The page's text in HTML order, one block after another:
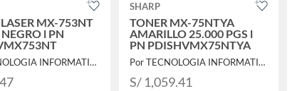
MX-753NT
l PN
Por TECNOLOGIA INFORMATICA Y CONSULTORIA
SHARP
TONER MX-75NTYA
AMARILLO 25.000 PGS l
PN PDISHVMX75NTYA
Por TECNOLOGIA INFORMATICA Y CONSULTORIA
S/ 1,059.41